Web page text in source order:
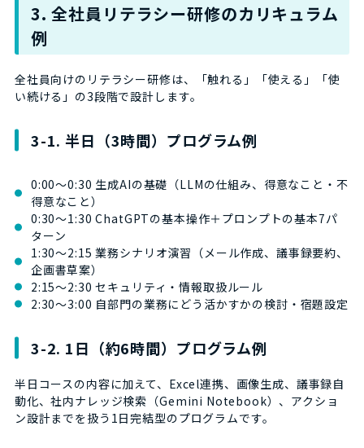
3. 全社員リテラシー研修のカリキュラム
例
全社員向けのリテラシー研修は、「触れる」「使える」「使
い続ける」の3段階で設計します。
3-1. 半日（3時間）プログラム例
0:00〜0:30 生成AIの基礎（LLMの仕組み、得意なこと・不
得意なこと）
0:30〜1:30 ChatGPTの基本操作＋プロンプトの基本7パ
ターン
1:30〜2:15 業務シナリオ演習（メール作成、議事録要約、
企画書草案）
2:15〜2:30 セキュリティ・情報取扱ルール
2:30〜3:00 自部門の業務にどう活かすかの検討・宿題設定
3-2. 1日（約6時間）プログラム例
半日コースの内容に加えて、Excel連携、画像生成、議事録自
動化、社内ナレッジ検索（Gemini Notebook）、アクショ
ン設計までを扱う1日完結型のプログラムです。